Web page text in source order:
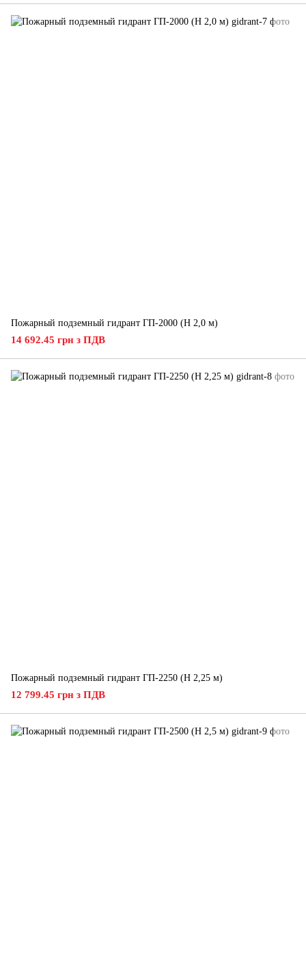
Пожарный подземный гидрант ГП-2000 (H 2,0 м)
14 692.45 грн з ПДВ
Пожарный подземный гидрант ГП-2250 (H 2,25 м)
12 799.45 грн з ПДВ